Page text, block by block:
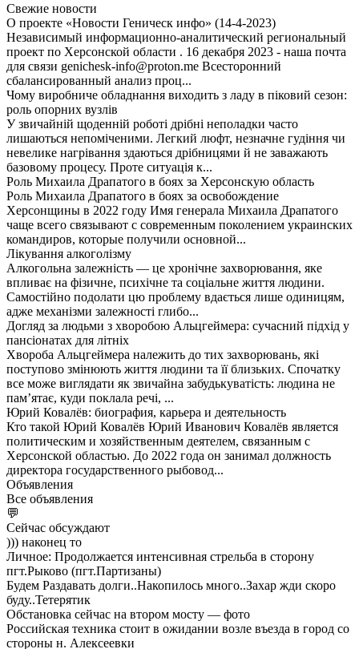
Свежие новости
О проекте «Новости Геническ инфо» (14-4-2023)
Независимый информационно-аналитический региональный
проект по Херсонской области . 16 декабря 2023 - наша почта
для связи genichesk-info@proton.me Всесторонний
сбалансированный анализ проц...
Чому виробниче обладнання виходить з ладу в піковий сезон:
роль опорних вузлів
У звичайній щоденній роботі дрібні неполадки часто
лишаються непоміченими. Легкий люфт, незначне гудіння чи
невелике нагрівання здаються дрібницями й не заважають
базовому процесу. Проте ситуація к...
Роль Михаила Драпатого в боях за Херсонскую область
Роль Михаила Драпатого в боях за освобождение
Херсонщины в 2022 году Имя генерала Михаила Драпатого
чаще всего связывают с современным поколением украинских
командиров, которые получили основной...
Лікування алкоголізму
Алкогольна залежність — це хронічне захворювання, яке
впливає на фізичне, психічне та соціальне життя людини.
Самостійно подолати цю проблему вдається лише одиницям,
адже механізми залежності глибо...
Догляд за людьми з хворобою Альцгеймера: сучасний підхід у
пансіонатах для літніх
Хвороба Альцгеймера належить до тих захворювань, які
поступово змінюють життя людини та її близьких. Спочатку
все може виглядати як звичайна забудькуватість: людина не
пам’ятає, куди поклала речі, ...
Юрий Ковалёв: биография, карьера и деятельность
Кто такой Юрий Ковалёв Юрий Иванович Ковалёв является
политическим и хозяйственным деятелем, связанным с
Херсонской областью. До 2022 года он занимал должность
директора государственного рыбовод...
Объявления
Все объявления
💬
Сейчас обсуждают
))) наконец то
Личное: Продолжается интенсивная стрельба в сторону
пгт.Рыково (пгт.Партизаны)
Будем Раздавать долги..Накопилось много..Захар жди скоро
буду..Тетерятик
Обстановка сейчас на втором мосту — фото
Российская техника стоит в ожидании возле въезда в город со
стороны н. Алексеевки